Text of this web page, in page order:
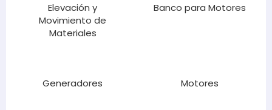
Elevación y
Movimiento de
Materiales
Banco para Motores
Generadores Motores